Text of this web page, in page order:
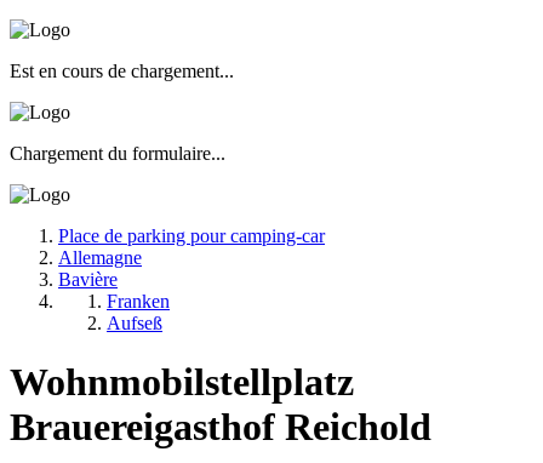
Est en cours de chargement...
Chargement du formulaire...
Place de parking pour camping-car
Allemagne
Bavière
Franken
Aufseß
Wohnmobilstellplatz
Brauereigasthof Reichold